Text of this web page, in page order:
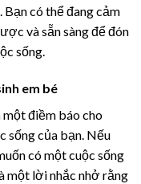
có thể đang cảm
và sẵn sàng để đón
sống.
em bé
một điềm báo cho
sống của bạn. Nếu
có một cuộc sống
một lời nhắc nhở rằng